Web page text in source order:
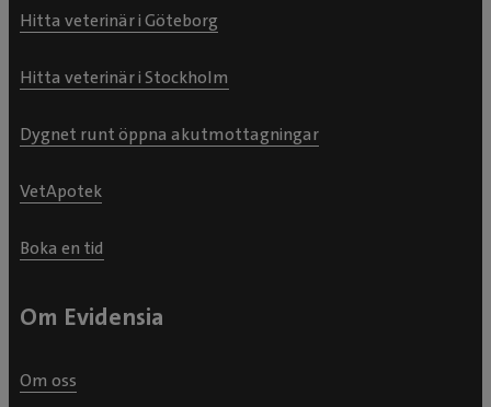
Hitta veterinär i Göteborg
Hitta veterinär i Stockholm
Dygnet runt öppna akutmottagningar
VetApotek
Boka en tid
Om Evidensia
Om oss